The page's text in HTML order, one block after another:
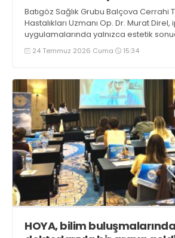
Batıgöz Sağlık Grubu Balçova Cerrahi
Hastalıkları Uzmanı Op. Dr. Murat
uygulamalarında yalnızca estetik
sağlığının korunmasının da ön planda
gerektiğini belirtiyor
24 Temmuz 2026 Cuma 15:34
HOYA, bilim